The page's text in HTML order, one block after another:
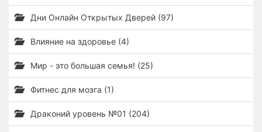
Дни Онлайн Открытых Дверей (97)
Влияние на здоровье (4)
Мир - это большая семья! (25)
Фитнес для мозга (1)
Драконий уровень №01 (204)